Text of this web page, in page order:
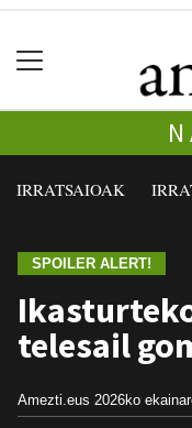
IRRATSAIOAK
SPOILER ALERT!
telesail
Amezti.eus 2026ko